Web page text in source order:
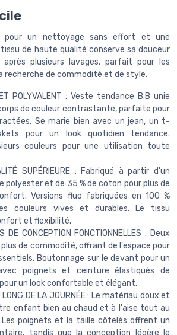
pour un nettoyage sans effort et une
de haute qualité conserve sa douceur
plusieurs lavages, parfait pour les
recherche de commodité et de style.
ET POLYVALENT : Veste tendance B.B unie
de couleur contrastante, parfaite pour
Se marie bien avec un jean, un t-
pour un look quotidien tendance.
couleurs pour une utilisation toute
SUPÉRIEURE : Fabriqué à partir d'un
polyester et de 35 % de coton pour plus de
Versions fluo fabriquées en 100 %
couleurs vives et durables. Le tissu
et flexibilité.
DE CONCEPTION FONCTIONNELLES : Deux
de commodité, offrant de l'espace pour
Boutonnage sur le devant pour un
poignets et ceinture élastiqués de
un look confortable et élégant.
LONG DE LA JOURNÉE : Le matériau doux et
enfant bien au chaud et à l'aise tout au
Les poignets et la taille côtelés offrent un